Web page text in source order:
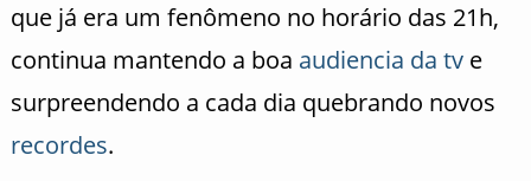
que já era um fenômeno no horário das 21h,
continua mantendo a boa audiencia da tve
surpreendendo a cada dia quebrando novos
recordes.